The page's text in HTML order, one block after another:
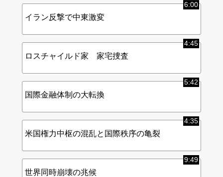
6:00
イラン反撃で中東激変
4:45
ロスチャイルド家 家宅捜査
5:42
国際金融体制の大転換
4:35
米国権力中枢の混乱と国際秩序の亀裂
9:49
世界同時崩壊の兆候